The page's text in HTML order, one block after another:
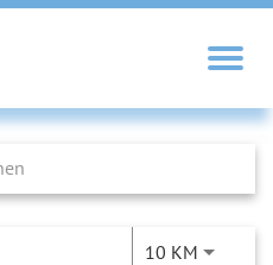
10 KM